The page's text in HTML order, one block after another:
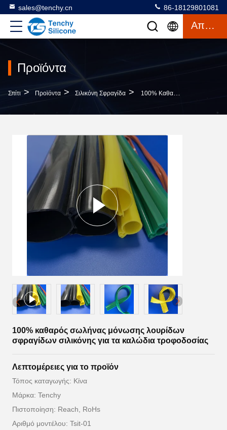
sales@tenchy.cn 86-18129801081
Απόσπασμα
Προϊόντα
Σπίτι > Προϊόντα > Σιλικόνη Σφραγίδα > 100% Καθαρός Σωλήνας Μόνωσης Λουρίδων Σφραγίδων Σιλικόνης Για Τα Καλώδια Τροφοδοσίας
100% καθαρός σωλήνας μόνωσης λουρίδων
σφραγίδων σιλικόνης για τα καλώδια τροφοδοσίας
Λεπτομέρειες για το προϊόν
Τόπος καταγωγής: Κίνα
Μάρκα: Tenchy
Πιστοποίηση: Reach, RoHs
Αριθμό μοντέλου: Tsit-01